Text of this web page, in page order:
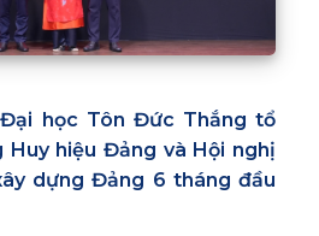
học Tôn Đức Thắng tổ
hiệu Đảng và Hội nghị
dựng Đảng 6 tháng đầu